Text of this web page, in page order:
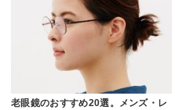
老眼鏡のおすすめ20選。メンズ・レ